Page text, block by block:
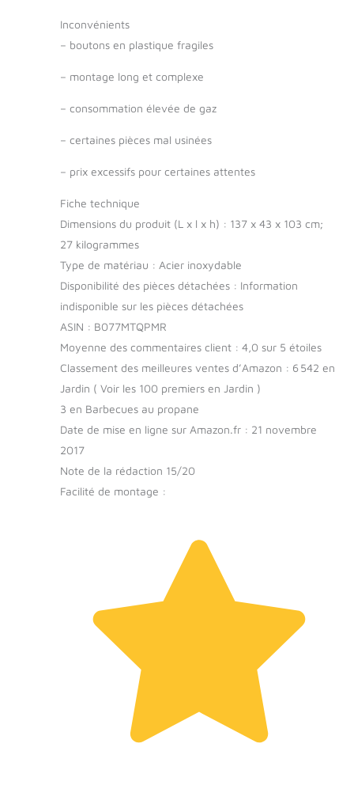
Inconvénients
– boutons en plastique fragiles
– montage long et complexe
– consommation élevée de gaz
– certaines pièces mal usinées
– prix excessifs pour certaines attentes
Fiche technique
Dimensions du produit (L x l x h) : 137 x 43 x 103 cm;
27 kilogrammes
Type de matériau : Acier inoxydable
Disponibilité des pièces détachées : Information
indisponible sur les pièces détachées
ASIN : B077MTQPMR
Moyenne des commentaires client : 4,0 sur 5 étoiles
Classement des meilleures ventes d’Amazon : 6 542 en
Jardin ( Voir les 100 premiers en Jardin )
3 en Barbecues au propane
Date de mise en ligne sur Amazon.fr : 21 novembre
2017
Note de la rédaction 15/20
Facilité de montage :